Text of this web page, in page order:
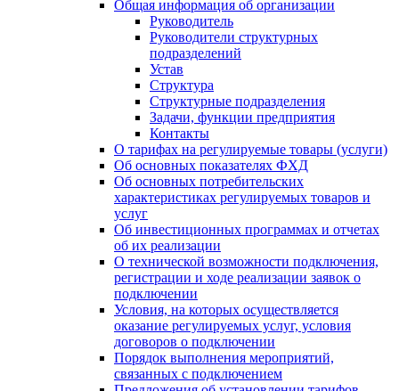
Общая информация об организации
Руководитель
Руководители структурных
подразделений
Устав
Структура
Структурные подразделения
Задачи, функции предприятия
Контакты
О тарифах на регулируемые товары (услуги)
Об основных показателях ФХД
Об основных потребительских
характеристиках регулируемых товаров и
услуг
Об инвестиционных программах и отчетах
об их реализации
О технической возможности подключения,
регистрации и ходе реализации заявок о
подключении
Условия, на которых осуществляется
оказание регулируемых услуг, условия
договоров о подключении
Порядок выполнения мероприятий,
связанных с подключением